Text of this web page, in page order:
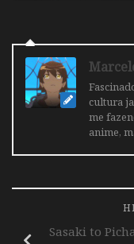
cultura
me
anime,
Sasaki to